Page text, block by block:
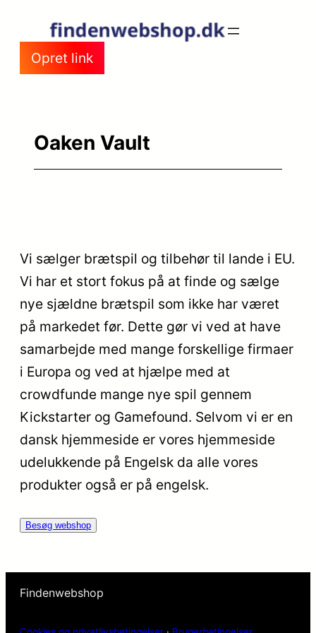
indholdOpret link
Oaken Vault
Vi sælger brætspil og tilbehør til lande i EU.
Vi har et stort fokus på at finde og sælge
nye sjældne brætspil som ikke har været
på markedet før. Dette gør vi ved at have
samarbejde med mange forskellige firmaer
i Europa og ved at hjælpe med at
crowdfunde mange nye spil gennem
Kickstarter og Gamefound. Selvom vi er en
dansk hjemmeside er vores hjemmeside
udelukkende på Engelsk da alle vores
produkter også er på engelsk.
Besøg webshop
Findenwebshop